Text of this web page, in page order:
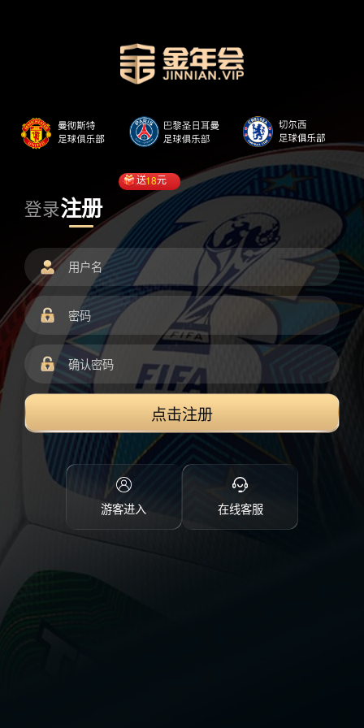
登录注册
送18元
点击注册
游客进入 在线客服